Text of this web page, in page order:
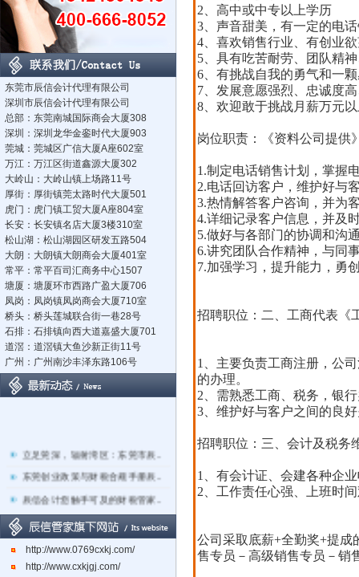
东莞市辰信会计代理有限公司
深圳市辰信会计代理有限公司
总部：东莞南城国际商会大厦308
深圳：深圳龙华金銮时代大厦903
莞城：莞城区广信大厦A座602室
万江：万江区街道鑫源大厦302
大岭山：大岭山镇上场路11号
厚街：厚街镇莞太路时代大厦501
虎门：虎门镇工贸大厦A座804室
长安：长安镇名店大厦3楼310室
松山湖：松山湖园区研发五路504
大朗：大朗镇大朗商会大厦401室
常平：常平百司汇商务中心1507
塘厦：塘厦环市西路广盈大厦706
凤岗：凤岗镇凤岗商会大厦710室
桥头：桥头莲城联合街一巷28号
石排：石排镇向西大道嘉盛大厦701
道滘：道滘镇大鱼沙新正街11号
广州：广州南沙丰泽东路106号
立足莞深，辐射湾区：东莞市辰..
东莞创业政策与财税合规手册辰..
辰信会计您触手可及的财税管家..
关于东莞市经营主体电子化登记..
东莞辰信会计代理有限公司专业..
东莞市长安镇长盛社区长中路1..
http://www.0769cxkj.com/
http://www.cxkjgj.com/
2、高中或中专以上学历
3、声音甜美，有一定的电
4、喜欢销售行业、有创业
5、具有吃苦耐劳、团队精
6、有挑战自我的勇气和一
7、发展意愿强烈、忠诚度
8、欢迎敢于挑战月薪万元
岗位职责：《资料公司提供
1.制定电话销售计划，掌握
2.电话回访客户，维护好与
3.热情解答客户咨询，并为
4.详细记录客户信息，并及
5.做好与各部门的协调和沟
6.讲究团队合作精神，与同
7.加强学习，提升能力，勇
招聘职位：二、工商代表《
1、主要负责工商注册，公
的办理。
2、需熟悉工商、税务，银
3、维护好与客户之间的良
招聘职位：三、会计及税务
1、有会计证、会建各种企
2、工作责任心强、上班时
公司采取底薪+全勤奖+提成
售专员－高级销售专员－销